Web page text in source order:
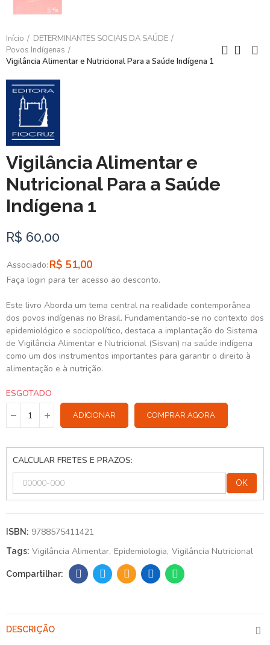
Início
DETERMINANTES SOCIAIS DA SAÚDE
Povos Indígenas
Vigilância Alimentar e Nutricional Para a Saúde Indígena 1
Vigilância Alimentar e
Nutricional Para a Saúde
Indígena 1
R$ 60,00
Associado: R$ 51,00
Faça login para ter acesso ao desconto.
Este livro Aborda um tema central na realidade contemporânea
dos povos indígenas no Brasil. Fundamentando-se no contexto dos
epidemiológico e sociopolítico, destaca a implantação do Sistema
de Vigilância Alimentar e Nutricional (Sisvan) na saúde indígena
como um dos instrumentos importantes para garantir o direito à
alimentação e à nutrição.
ESGOTADO
ADICIONAR COMPRAR AGORA
CALCULAR FRETES E PRAZOS:
OK
ISBN: 9788575411421
Tags: Vigilância Alimentar Epidemiologia Vigilância Nutricional
DESCRIÇÃO